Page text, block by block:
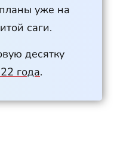
уже на
саги.
десятку
года.